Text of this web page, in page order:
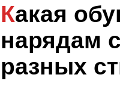
Какая обувь подходит к
нарядам
разных